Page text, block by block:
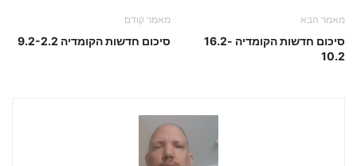
מאמר קודם
סיכום חדשות הקומדיה 9.2-2.2
מאמר הבא
סיכום חדשות הקומדיה 16.2-
10.2